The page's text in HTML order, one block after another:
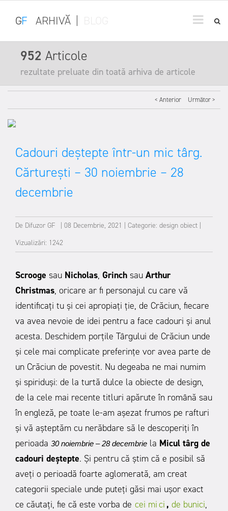
GF ARHIVĂ
952 Articole
rezultate preluate din toată arhiva de articole
< Anterior Următor >
Cadouri deștepte într-un mic târg.
Cărturești – 30 noiembrie – 28
decembrie
De Difuzor GF | 08 Decembrie, 2021 | Categorie: design obiect |
Vizualizări: 1242
Scrooge sau Nicholas, Grinch sau Arthur
Christmas, oricare ar fi personajul cu care vă
identificați tu și cei apropiați ție, de Crăciun, fiecare
va avea nevoie de idei pentru a face cadouri și anul
acesta. Deschidem porțile Târgului de Crăciun unde
și cele mai complicate preferințe vor avea parte de
un Crăciun de povestit. Nu degeaba ne mai numim
și spiriduși: de la turtă dulce la obiecte de design,
de la cele mai recente titluri apărute în română sau
în engleză, pe toate le-am așezat frumos pe rafturi
și vă așteptăm cu nerăbdare să le descoperiți în
perioada 30 noiembrie – 28 decembrie la Micul târg de
cadouri deștepte. Și pentru că știm că e posibil să
aveți o perioadă foarte aglomerată, am creat
categorii speciale unde puteți găsi mai ușor exact
ce căutați, fie că este vorba de cei mici , de bunici,